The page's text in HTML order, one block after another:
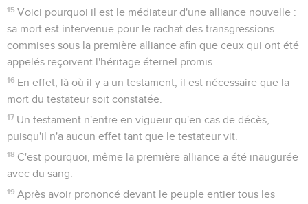
15 Voici pourquoi il est le médiateur d'une alliance nouvelle :
sa mort est intervenue pour le rachat des transgressions
commises sous la première alliance afin que ceux qui ont été
appelés reçoivent l'héritage éternel promis.
16 En effet, là où il y a un testament, il est nécessaire que la
mort du testateur soit constatée.
17 Un testament n'entre en vigueur qu'en cas de décès,
puisqu'il n'a aucun effet tant que le testateur vit.
18 C'est pourquoi, même la première alliance a été inaugurée
avec du sang.
19 Après avoir prononcé devant le peuple entier tous les